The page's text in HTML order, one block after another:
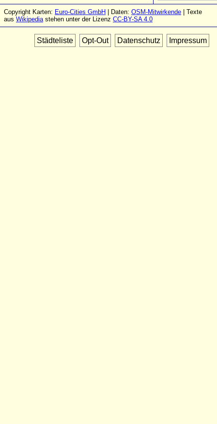
Copyright Karten: Euro-Cities GmbH | Daten: OSM-Mitwirkende | Texte
aus Wikipediastehen unter der Lizenz CC-BY-SA 4.0
Städteliste Opt-Out Datenschutz Impressum